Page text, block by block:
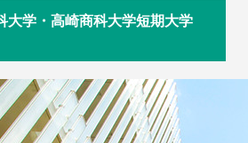
大学・高崎商科大学短期大学